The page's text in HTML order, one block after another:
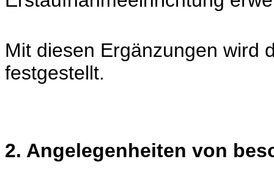
Mit diesen Ergänzungen wird
festgestellt.
2. Angelegenheiten von